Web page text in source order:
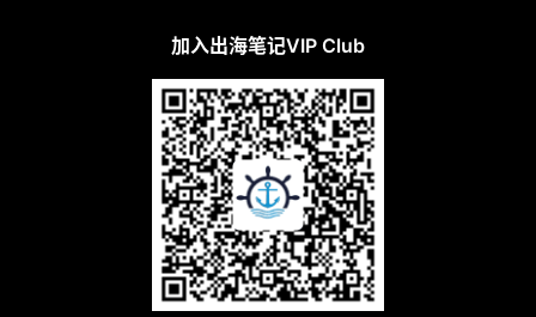
加入出海笔记VIP Club